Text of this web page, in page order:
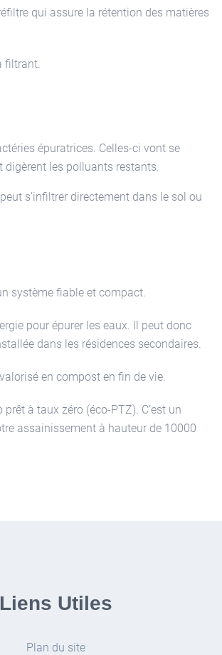
qui assure la rétention des matières
filtrant.
épuratrices. Celles-ci vont se
digèrent les polluants restants.
s’infiltrer directement dans le sol ou
système fiable et compact.
pour épurer les eaux. Il peut donc
dans les résidences secondaires.
en compost en fin de vie.
à taux zéro (éco-PTZ). C’est un
assainissement à hauteur de 10000
Liens Utiles
Plan du site